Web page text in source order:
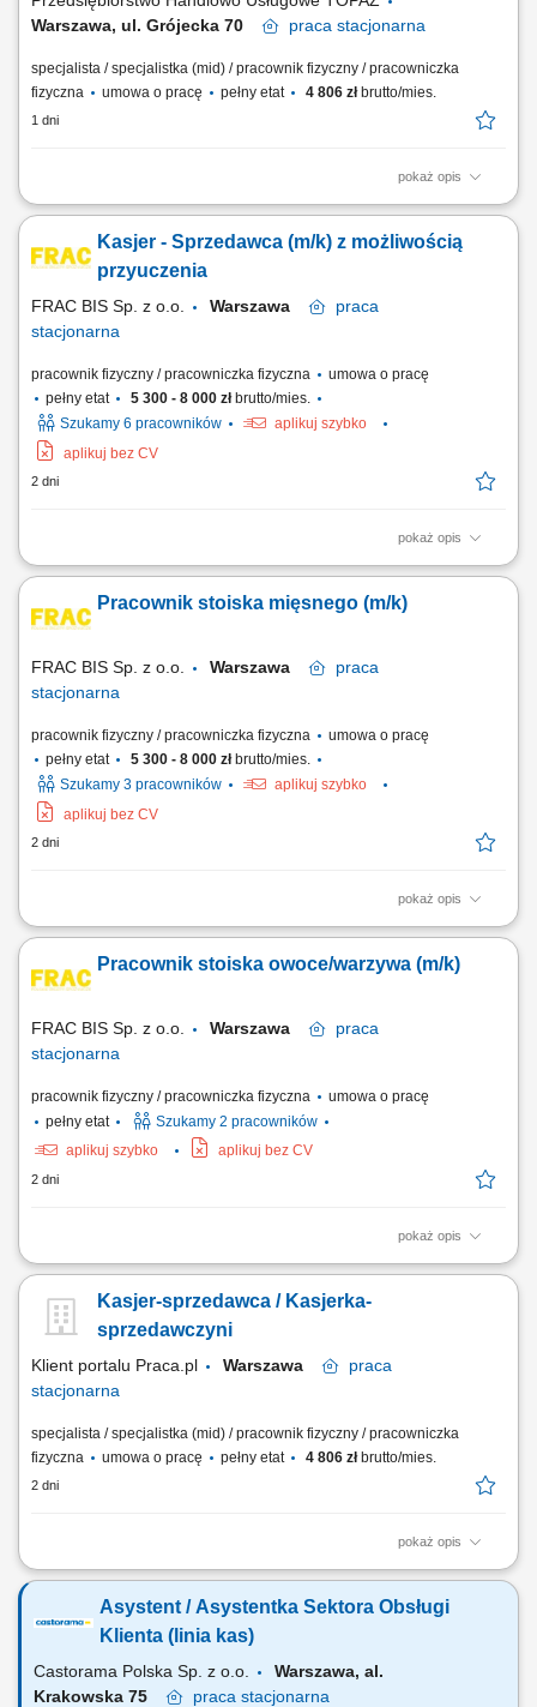
Warszawa, ul. Grójecka 70
praca stacjonarna
specjalista / specjalistka (mid) / pracownik fizyczny / pracowniczka
fizyczna
umowa o pracę pełny etat 4 806 złbrutto/mies.
1 dni
pokaż opis
Twoje główne zadania: zapewnienie profesjonalnej obsługi Klientów
właściwą ekspozycję produktów monitorowanie terminów przydatności
do spożycia
Kasjer - Sprzedawca (m/k) z możliwością
przyuczenia
FRAC BIS Sp. z o.o. Warszawa
praca
stacjonarna
pracownik fizyczny / pracowniczka fizyczna
umowa o pracę
pełny etat
5 300 - 8 000 złbrutto/mies.
Szukamy 6 pracowników
aplikuj szybko
aplikuj bez CV
2 dni
pokaż opis
obsługa kasy fiskalnej, wykładanie towarów oraz dbanie o ich
prace porządkowe.Pracownik stoiska mięsnego (m/k)
FRAC BIS Sp. z o.o. Warszawa
praca
stacjonarna
pracownik fizyczny / pracowniczka fizyczna
umowa o pracę
pełny etat
5 300 - 8 000 złbrutto/mies.
Szukamy 3 pracowników
aplikuj szybko
aplikuj bez CV
2 dni
pokaż opis
krojenie i pakowanie serów, wędlin i mięsa, obsługa klientów,
Pracownik stoiska owoce/warzywa (m/k)
FRAC BIS Sp. z o.o. Warszawa
praca
stacjonarna
pracownik fizyczny / pracowniczka fizyczna
umowa o pracę
pełny etat
Szukamy 2 pracowników
aplikuj szybko
aplikuj bez CV
2 dni
pokaż opis
dokładanie i sortowanie warzyw i owoców; dbanie o estetykę na stoisku,
Kasjer-sprzedawca / Kasjerka-
sprzedawczyni
Klient portalu Praca.pl Warszawa
praca
stacjonarna
specjalista / specjalistka (mid) / pracownik fizyczny / pracowniczka
fizyczna
umowa o pracę pełny etat 4 806 złbrutto/mies.
2 dni
pokaż opis
obsługa klientów przy kasie oraz na sali sprzedaży; realizacja
produktów; kontrola dat ważności asortymentu; praca w systemie
dwuzmianowym; utrzymywanie czystości i porządku w miejscu pracy;
Asystent / Asystentka Sektora Obsługi
Klienta (linia kas)
Castorama Polska Sp. z o.o.
Warszawa, al.
Krakowska 75
praca stacjonarna